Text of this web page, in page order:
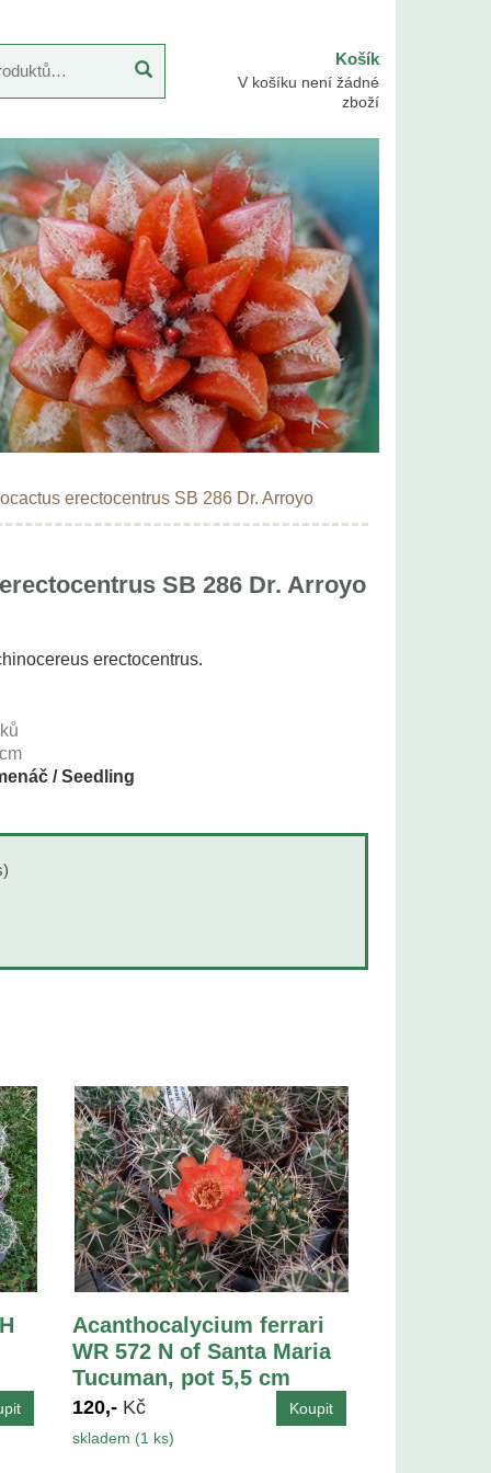
Košík
V košíku není žádné
zboží
erectocentrus SB 286 Dr. Arroyo
SB 286 Dr. Arroyo
erectocentrus.
cm
/ Seedling
Acanthocalycium ferrari
WR 572 N of Santa Maria
Tucuman, pot 5,5 cm
120,- Kč
skladem (1 ks)